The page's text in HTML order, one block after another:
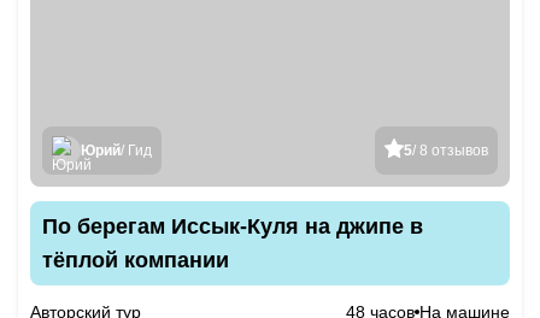
5/ 8 отзывов
Юрий/ Гид
По берегам Иссык-Куля на джипе в
тёплой компании
Авторский тур 48 часов На машине